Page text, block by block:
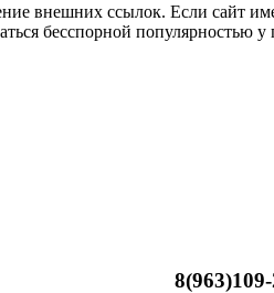
внешних ссылок. Если сайт
бесспорной